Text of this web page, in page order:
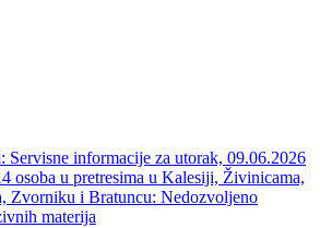
Servisne informacije za utorak, 09.06.2026
osoba u pretresima u Kalesiji, Živinicama,
Zvorniku i Bratuncu: Nedozvoljeno
materija